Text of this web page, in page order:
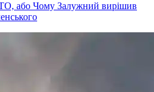
або Чому Залужний вирішив